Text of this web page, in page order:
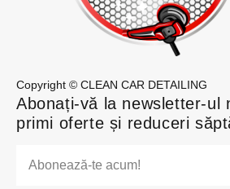
Copyright © CLEAN CAR DETAILING
Abonați-vă la newsletter-ul
primi oferte și reduceri